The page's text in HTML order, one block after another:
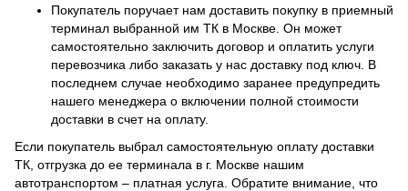
Покупатель поручает нам доставить покупку в приемный
терминал выбранной им ТК в Москве. Он может
самостоятельно заключить договор и оплатить услуги
перевозчика либо заказать у нас доставку под ключ. В
последнем случае необходимо заранее предупредить
нашего менеджера о включении полной стоимости
доставки в счет на оплату.
Если покупатель выбрал самостоятельную оплату доставки
ТК, отгрузка до ее терминала в г. Москве нашим
автотранспортом – платная услуга. Обратите внимание, что